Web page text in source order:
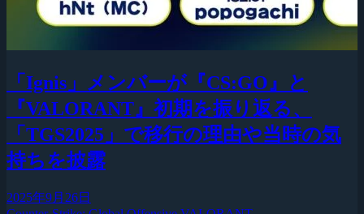
「Ignis」メンバーが『CS:GO』と
『VALORANT』初期を振り返る、
「TGS2025」で移行の理由や当時の気
持ちを披露
2025年9月26日